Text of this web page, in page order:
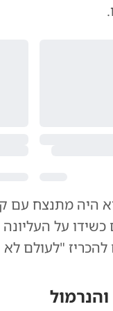
היה מתנצח עם
על
"לעולם